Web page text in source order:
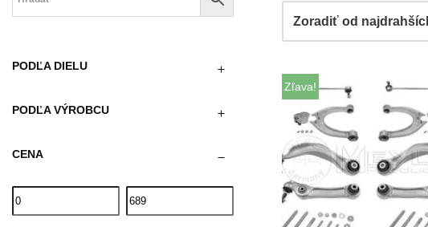
PODĽA DIELU
PODĽA VÝROBCU
CENA
Zľava!